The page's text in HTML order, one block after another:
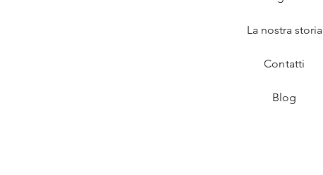
La nostra storia
Contatti
Blog